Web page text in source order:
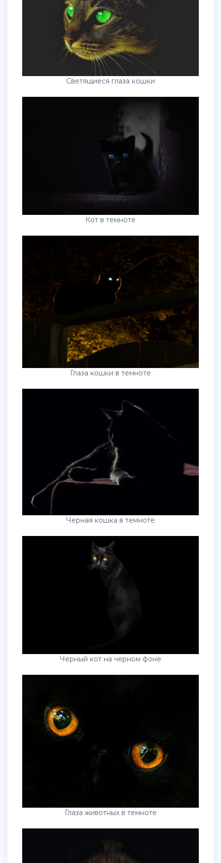
Светящиеся глаза кошки
Кот в темноте
Глаза кошки в темноте
Черная кошка в темноте
Черный кот на черном фоне
Глаза животных в темноте